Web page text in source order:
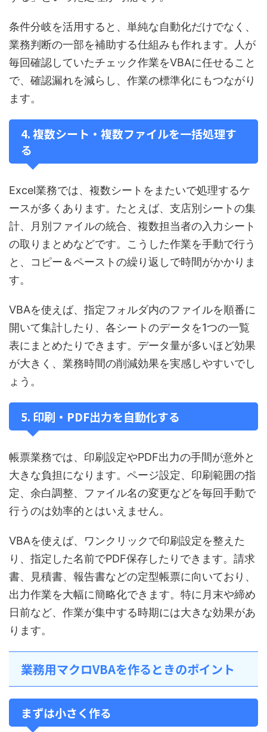
条件分岐を活用すると、単純な自動化だけでなく、
業務判断の一部を補助する仕組みも作れます。人が
毎回確認していたチェック作業をVBAに任せること
で、確認漏れを減らし、作業の標準化にもつながり
ます。
4. 複数シート・複数ファイルを一括処理す
る
Excel業務では、複数シートをまたいで処理するケ
ースが多くあります。たとえば、支店別シートの集
計、月別ファイルの統合、複数担当者の入力シート
の取りまとめなどです。こうした作業を手動で行う
と、コピー＆ペーストの繰り返しで時間がかかりま
す。
VBAを使えば、指定フォルダ内のファイルを順番に
開いて集計したり、各シートのデータを1つの一覧
表にまとめたりできます。データ量が多いほど効果
が大きく、業務時間の削減効果を実感しやすいでし
ょう。
5. 印刷・PDF出力を自動化する
帳票業務では、印刷設定やPDF出力の手間が意外と
大きな負担になります。ページ設定、印刷範囲の指
定、余白調整、ファイル名の変更などを毎回手動で
行うのは効率的とはいえません。
VBAを使えば、ワンクリックで印刷設定を整えた
り、指定した名前でPDF保存したりできます。請求
書、見積書、報告書などの定型帳票に向いており、
出力作業を大幅に簡略化できます。特に月末や締め
日前など、作業が集中する時期には大きな効果があ
ります。
業務用マクロVBAを作るときのポイント
まずは小さく作る